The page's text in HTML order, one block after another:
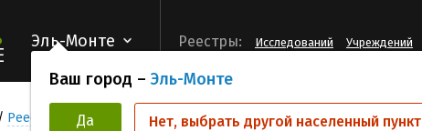
Эль-Монте
Ваш город – Эль-Монте
Да Нет, выбрать другой населенный пункт
Реестры: Исследований Учреждений
Реестр Исследователей Стиценко Ирина Анатольевна